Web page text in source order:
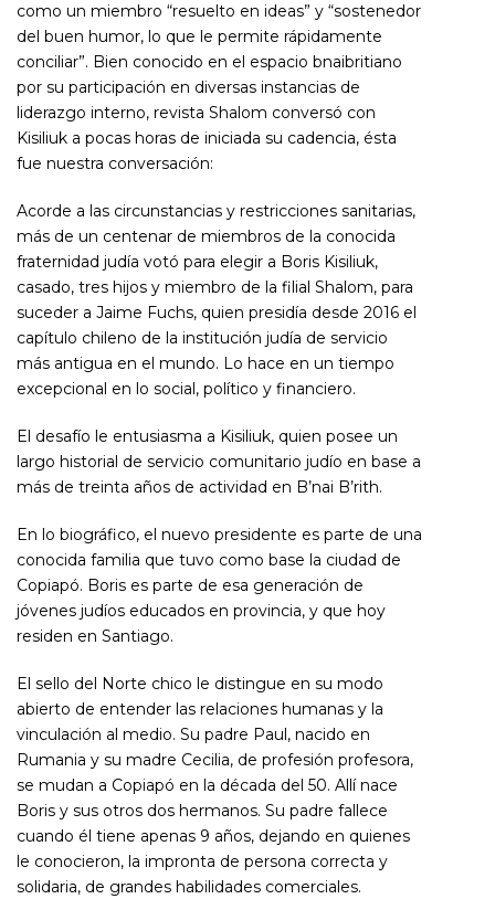
como un miembro “resuelto en ideas” y “sostenedor
del buen humor, lo que le permite rápidamente
conciliar”. Bien conocido en el espacio bnaibritiano
por su participación en diversas instancias de
liderazgo interno, revista Shalom conversó con
Kisiliuk a pocas horas de iniciada su cadencia, ésta
fue nuestra conversación:
Acorde a las circunstancias y restricciones sanitarias,
más de un centenar de miembros de la conocida
fraternidad judía votó para elegir a Boris Kisiliuk,
casado, tres hijos y miembro de la filial Shalom, para
suceder a Jaime Fuchs, quien presidía desde 2016 el
capítulo chileno de la institución judía de servicio
más antigua en el mundo. Lo hace en un tiempo
excepcional en lo social, político y financiero.
El desafío le entusiasma a Kisiliuk, quien posee un
largo historial de servicio comunitario judío en base a
más de treinta años de actividad en B’nai B’rith.
En lo biográfico, el nuevo presidente es parte de una
conocida familia que tuvo como base la ciudad de
Copiapó. Boris es parte de esa generación de
jóvenes judíos educados en provincia, y que hoy
residen en Santiago.
El sello del Norte chico le distingue en su modo
abierto de entender las relaciones humanas y la
vinculación al medio. Su padre Paul, nacido en
Rumania y su madre Cecilia, de profesión profesora,
se mudan a Copiapó en la década del 50. Allí nace
Boris y sus otros dos hermanos. Su padre fallece
cuando él tiene apenas 9 años, dejando en quienes
le conocieron, la impronta de persona correcta y
solidaria, de grandes habilidades comerciales.